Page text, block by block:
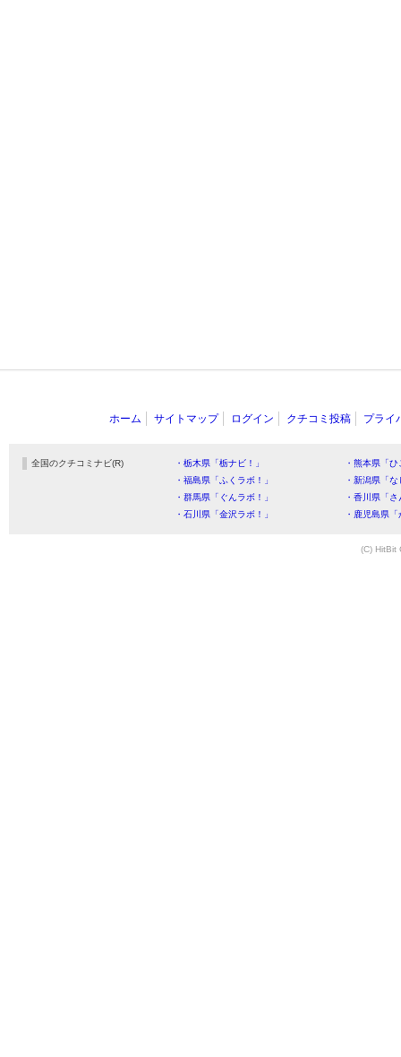
ホーム サイトマップ ログイン クチコミ投稿 プライ
全国のクチコミナビ(R) ・栃木県「栃ナビ！」
・熊本県「
・福島県「ふくラボ！」
・新潟県「
・群馬県「ぐんラボ！」
・香川県「
・石川県「金沢ラボ！」
・鹿児島県
(C) HitBit